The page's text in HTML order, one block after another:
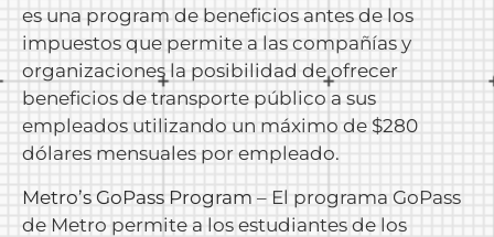
es una program de beneficios antes de los
impuestos que permite a las compañías y
organizaciones la posibilidad de ofrecer
beneficios de transporte público a sus
empleados utilizando un máximo de $280
dólares mensuales por empleado.
Metro’s GoPass Program – El programa GoPass
de Metro permite a los estudiantes de los